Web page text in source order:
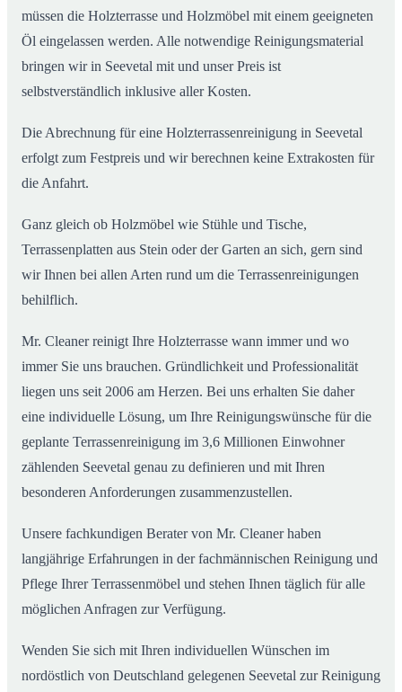
müssen die Holzterrasse und Holzmöbel mit einem geeigneten
Öl eingelassen werden. Alle notwendige Reinigungsmaterial
bringen wir in Seevetal mit und unser Preis ist
selbstverständlich inklusive aller Kosten.
Die Abrechnung für eine Holzterrassenreinigung in Seevetal
erfolgt zum Festpreis und wir berechnen keine Extrakosten für
die Anfahrt.
Ganz gleich ob Holzmöbel wie Stühle und Tische,
Terrassenplatten aus Stein oder der Garten an sich, gern sind
wir Ihnen bei allen Arten rund um die Terrassenreinigungen
behilflich.
Mr. Cleaner reinigt Ihre Holzterrasse wann immer und wo
immer Sie uns brauchen. Gründlichkeit und Professionalität
liegen uns seit 2006 am Herzen. Bei uns erhalten Sie daher
eine individuelle Lösung, um Ihre Reinigungswünsche für die
geplante Terrassenreinigung im 3,6 Millionen Einwohner
zählenden Seevetal genau zu definieren und mit Ihren
besonderen Anforderungen zusammenzustellen.
Unsere fachkundigen Berater von Mr. Cleaner haben
langjährige Erfahrungen in der fachmännischen Reinigung und
Pflege Ihrer Terrassenmöbel und stehen Ihnen täglich für alle
möglichen Anfragen zur Verfügung.
Wenden Sie sich mit Ihren individuellen Wünschen im
nordöstlich von Deutschland gelegenen Seevetal zur Reinigung